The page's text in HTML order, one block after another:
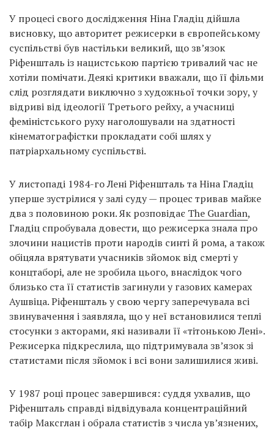
У процесі свого дослідження Ніна Гладіц дійшла
висновку, що авторитет режисерки в європейському
суспільстві був настільки великий, що зв’язок
Ріфеншталь із нацистською партією тривалий час не
хотіли помічати. Деякі критики вважали, що її фільми
слід розглядати виключно з художньої точки зору, у
відриві від ідеології Третього рейху, а учасниці
феміністського руху наголошували на здатності
кінематографістки прокладати собі шлях у
патріархальному суспільстві.
У листопаді 1984-го Лені Ріфеншталь та Ніна Гладіц
уперше зустрілися у залі суду — процес тривав майже
два з половиною роки. Як розповідає The Guardian,
Гладіц спробувала довести, що режисерка знала про
злочини нацистів проти народів синті й рома, а також
обіцяла врятувати учасників зйомок від смерті у
концтаборі, але не зробила цього, внаслідок чого
близько ста її статистів загинули у газових камерах
Аушвіца. Ріфеншталь у свою чергу заперечувала всі
звинувачення і заявляла, що у неї встановилися теплі
стосунки з акторами, які називали її «тітонькою Лені».
Режисерка підкреслила, що підтримувала зв’язок зі
статистами після зйомок і всі вони залишилися живі.
У 1987 році процес завершився: суддя ухвалив, що
Ріфеншталь справді відвідувала концентраційний
табір Максглан і обрала статистів з числа ув’язнених,